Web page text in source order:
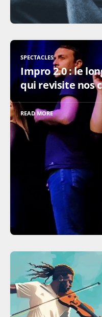
SPECTACLES
Impro 2.0 : le
qui revisite nos
READ MORE